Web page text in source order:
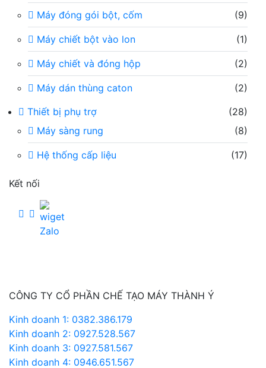
Máy đóng gói bột, cốm (9)
Máy chiết bột vào lon (1)
Máy chiết và đóng hộp (2)
Máy dán thùng caton
(2)
Thiết bị phụ trợ
(28)
Máy sàng rung
(8)
Hệ thống cấp liệu (17)
Kết nối
CÔNG TY CỔ PHẦN CHẾ TẠO MÁY THÀNH Ý
Kinh doanh 1: 0382.386.179
Kinh doanh 2: 0927.528.567
Kinh doanh 3: 0927.581.567
Kinh doanh 4: 0946.651.567